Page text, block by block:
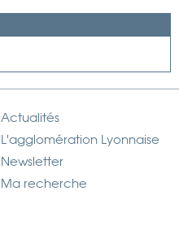
Actualités
L'agglomération Lyonnaise
Newsletter
Ma recherche